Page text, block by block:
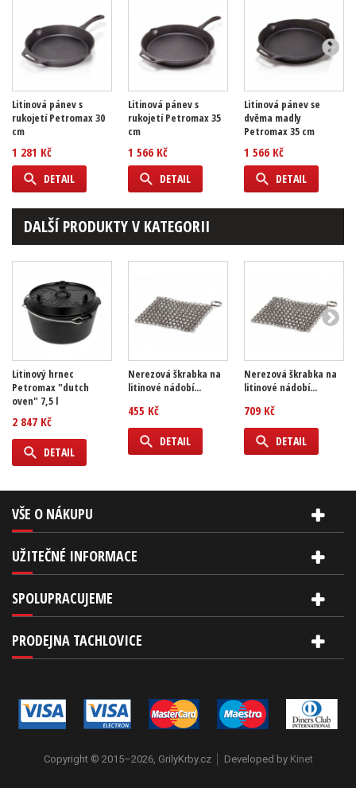
Litinová pánev s
rukojetí Petromax 30
cm
1 281 Kč
DETAIL
Litinová pánev s
rukojetí Petromax 35
cm
1 566 Kč
DETAIL
Litinová pánev se
dvěma madly
Petromax 35 cm
1 566 Kč
DETAIL
DALŠÍ PRODUKTY V KATEGORII
Litinový hrnec
Petromax "dutch
oven" 7,5 l
2 847 Kč
DETAIL
Nerezová škrabka na
litinové nádobí...
455 Kč
DETAIL
Nerezová škrabka na
litinové nádobí...
709 Kč
DETAIL
VŠE O NÁKUPU
UŽITEČNÉ INFORMACE
SPOLUPRACUJEME
PRODEJNA TACHLOVICE
Copyright © 2015–2026, GrilyKrby.cz Developed by Kinet